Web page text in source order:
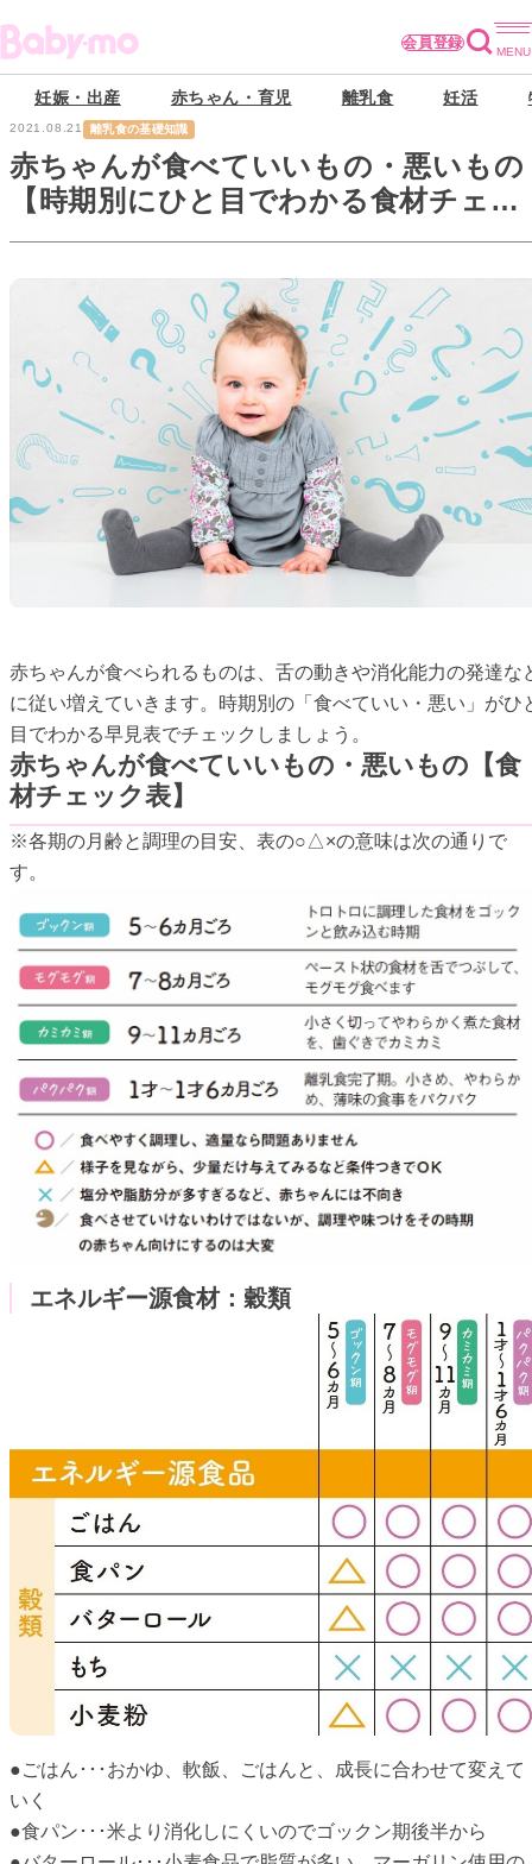
会員登録
妊娠・出産 赤ちゃん・育児 離乳食 妊活
2021.08.21 離乳食の基礎知識
赤ちゃんが食べていいもの・悪いもの
【時期別にひと目でわかる食材チェッ
ク表】
赤ちゃんが食べられるものは、舌の動きや消化能力の発達な
に従い増えていきます。時期別の「食べていい・悪い」がひ
目でわかる早見表でチェックしましょう。
赤ちゃんが食べていいもの・悪いもの【食
材チェック表】
※各期の月齢と調理の目安、表の○△×の意味は次の通りで
す。
エネルギー源食材：穀類
●ごはん･･･おかゆ、軟飯、ごはんと、成長に合わせて変えて
いく
●食パン･･･米より消化しにくいのでゴックン期後半から